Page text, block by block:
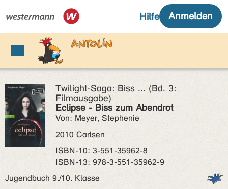
Twilight-Saga: Biss ... (Bd. 3:
Filmausgabe)
Eclipse - Biss zum Abendrot
Von: Meyer, Stephenie
2010 Carlsen
ISBN‑10: 3-551-35962-8
ISBN‑13: 978-3-551-35962-9
Jugendbuch 9./10. Klasse